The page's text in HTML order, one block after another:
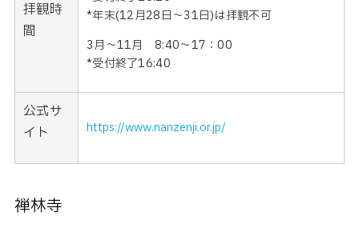
拝観時
間
*年末(12月28日～31日)は拝観不可
3月～11月 8:40〜17：00
*受付終了16:40
公式サ
イト
https://www.nanzenji.or.jp/
禅林寺